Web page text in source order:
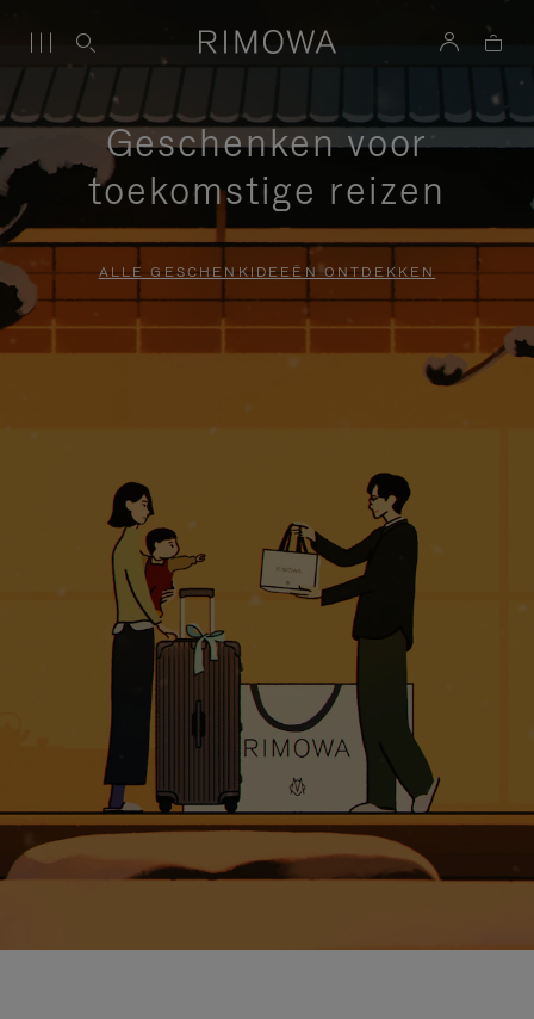
Geschenken voor
toekomstige reizen
ALLE GESCHENKIDEEËN ONTDEKKEN